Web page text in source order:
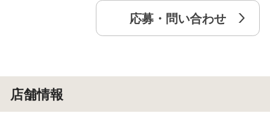
応募・問い合わせ
店舗情報